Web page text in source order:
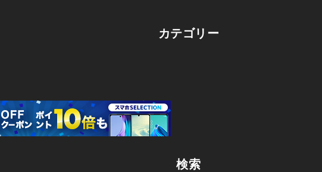
カテゴリー
検索